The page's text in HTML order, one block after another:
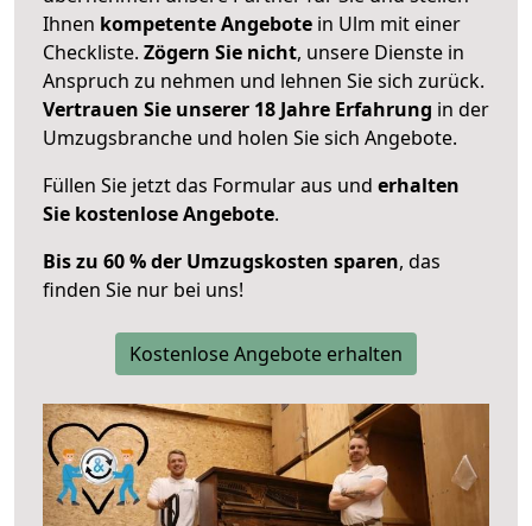
Ihnen kompetente Angebote in Ulm mit einer
Checkliste. Zögern Sie nicht, unsere Dienste in
Anspruch zu nehmen und lehnen Sie sich zurück.
Vertrauen Sie unserer 18 Jahre Erfahrung in der
Umzugsbranche und holen Sie sich Angebote.
Füllen Sie jetzt das Formular aus und erhalten
Sie kostenlose Angebote.
Bis zu 60 % der Umzugskosten sparen, das
finden Sie nur bei uns!
Kostenlose Angebote erhalten